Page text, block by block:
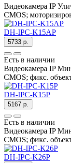
Видеокамера IP
CMOS;
DH-IPC-K15AP
5733 р.
Есть в наличии
Видеокамера IP
CMOS; фикс.
DH-IPC-K15P
5167 р.
Есть в наличии
Видеокамера IP
CMOS; фикс.
DH-IPC-K26P